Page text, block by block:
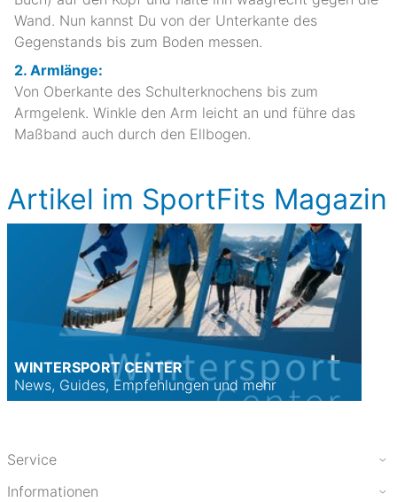
Wand. Nun kannst Du von der Unterkante des
Gegenstands bis zum Boden messen.
2. Armlänge:
Von Oberkante des Schulterknochens bis zum
Armgelenk. Winkle den Arm leicht an und führe das
Maßband auch durch den Ellbogen.
Artikel im SportFits Magazin
WINTERSPORT CENTER
News, Guides, Empfehlungen und mehr
Service
Informationen